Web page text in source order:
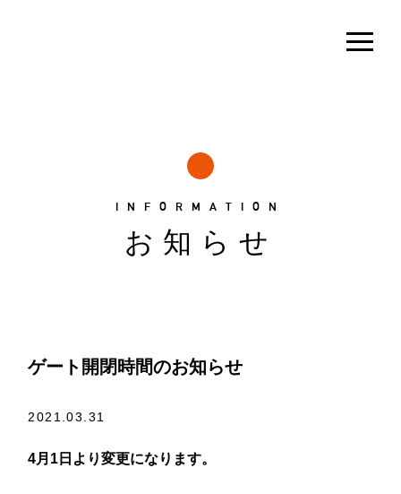
INFORMATION
お知らせ
ゲート開閉時間のお知らせ
2021.03.31
4月1日より変更になります。